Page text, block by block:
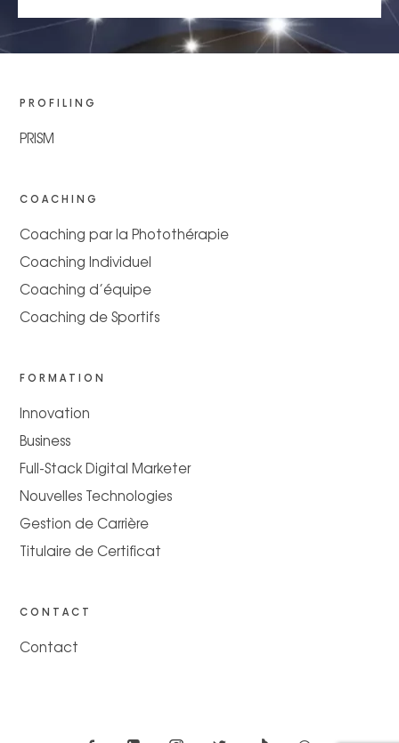
PROFILING
PRISM
COACHING
Coaching par la Photothérapie
Coaching Individuel
Coaching d’équipe
Coaching de Sportifs
FORMATION
Innovation
Business
Full-Stack Digital Marketer
Nouvelles Technologies
Gestion de Carrière
Titulaire de Certificat
CONTACT
Contact